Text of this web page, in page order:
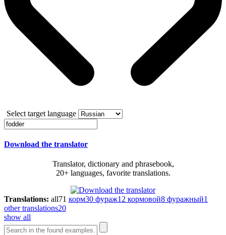
Select target language
Download the translator
Translator, dictionary and phrasebook,
20+ languages, favorite translations.
Translations: all71 корм30 фураж12 кормовой8 фуражный1
other translations20
show all